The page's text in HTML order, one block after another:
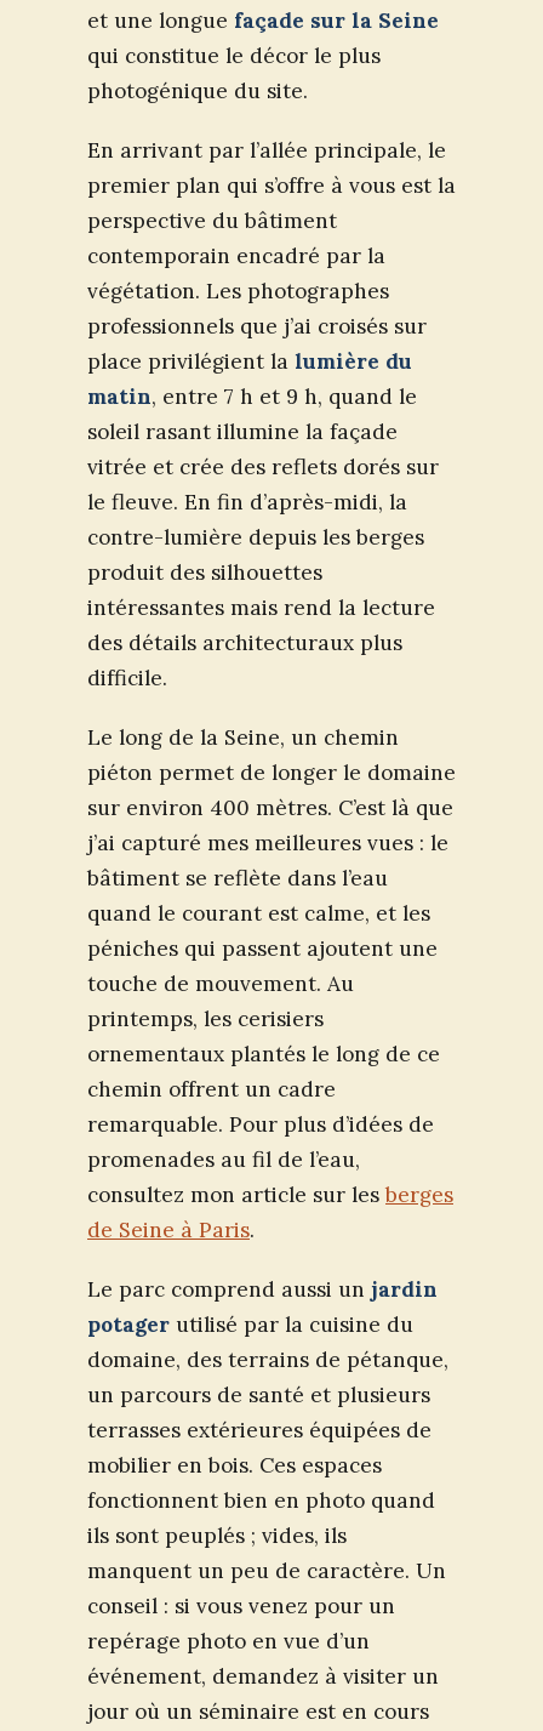
et une longue façade sur la Seine
qui constitue le décor le plus
photogénique du site.
En arrivant par l’allée principale, le
premier plan qui s’offre à vous est la
perspective du bâtiment
contemporain encadré par la
végétation. Les photographes
professionnels que j’ai croisés sur
place privilégient la lumière du
matin, entre 7 h et 9 h, quand le
soleil rasant illumine la façade
vitrée et crée des reflets dorés sur
le fleuve. En fin d’après-midi, la
contre-lumière depuis les berges
produit des silhouettes
intéressantes mais rend la lecture
des détails architecturaux plus
difficile.
Le long de la Seine, un chemin
piéton permet de longer le domaine
sur environ 400 mètres. C’est là que
j’ai capturé mes meilleures vues : le
bâtiment se reflète dans l’eau
quand le courant est calme, et les
péniches qui passent ajoutent une
touche de mouvement. Au
printemps, les cerisiers
ornementaux plantés le long de ce
chemin offrent un cadre
remarquable. Pour plus d’idées de
promenades au fil de l’eau,
consultez mon article sur les berges
de Seine à Paris.
Le parc comprend aussi un jardin
potager utilisé par la cuisine du
domaine, des terrains de pétanque,
un parcours de santé et plusieurs
terrasses extérieures équipées de
mobilier en bois. Ces espaces
fonctionnent bien en photo quand
ils sont peuplés ; vides, ils
manquent un peu de caractère. Un
conseil : si vous venez pour un
repérage photo en vue d’un
événement, demandez à visiter un
jour où un séminaire est en cours